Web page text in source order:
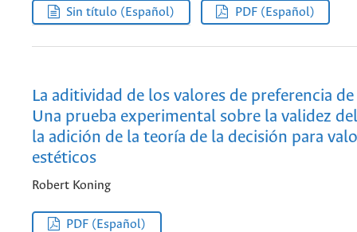
Sin título (Español) PDF (Español)
La aditividad de los valores de preferencia
Una prueba experimental sobre la validez
la adición de la teoría de la decisión para
estéticos
Robert Koning
PDF (Español)